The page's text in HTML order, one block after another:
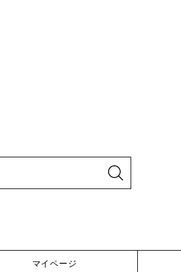
マイページ